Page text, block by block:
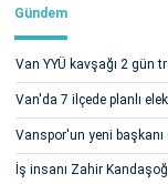
Gündem
Van YYÜ kavşağı 2 gün
Van'da 7 ilçede planlı
Vanspor'un yeni
İş insanı Zahir